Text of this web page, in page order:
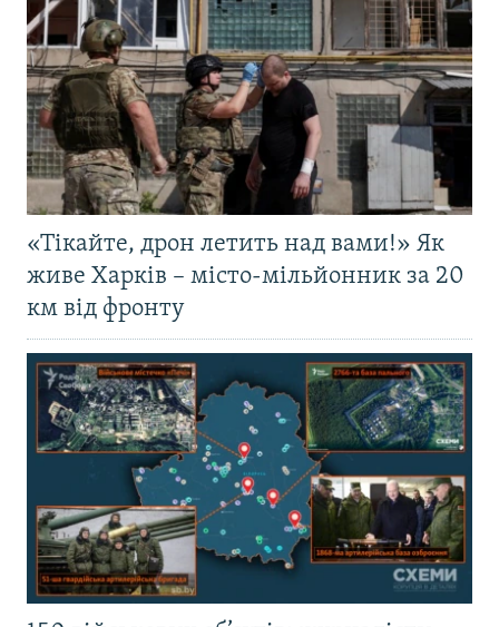
«Тікайте, дрон летить над вами!» Як
живе Харків – місто-мільйонник за 20
км від фронту